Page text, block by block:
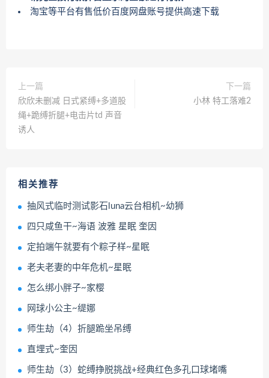
淘宝等平台有售低价百度网盘账号提供高速下载
上一篇
欣欣未删减 日式紧缚+多道股
绳+跪缚折腿+电击片td 声音
诱人
下一篇
小林 特工落难2
相关推荐
抽风式临时测试影石luna云台相机~幼狮
四只咸鱼干~海语 波雅 星眠 奎因
定拍端午就要有个粽子样~星眠
老夫老妻的中年危机~星眠
怎么绑小胖子~家樱
网球小公主~缇娜
师生劫（4）折腿跪坐吊缚
直埋式~奎因
师生劫（3）蛇缚挣脱挑战+经典红色多孔口球堵嘴